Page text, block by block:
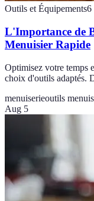
Outils et Équipements6
L'Importance de
Menuisier Rapide
Optimisez votre temps
choix d'outils adaptés.
menuiserieoutils
Aug 5